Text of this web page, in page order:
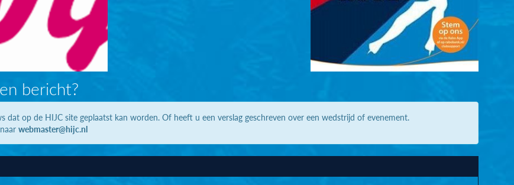
bericht?
dat op de HIJC site geplaatst kan worden. Of heeft u een verslag geschreven over een wedstrijd of evenement.
webmaster@hijc.nl